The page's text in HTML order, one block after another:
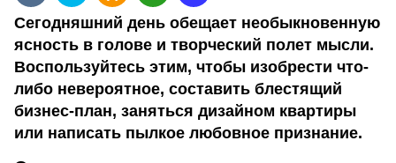
Сегодняшний день обещает необыкновенную
ясность в голове и творческий полет мысли.
Воспользуйтесь этим, чтобы изобрести что-
либо невероятное, составить блестящий
бизнес-план, заняться дизайном квартиры
или написать пылкое любовное признание.